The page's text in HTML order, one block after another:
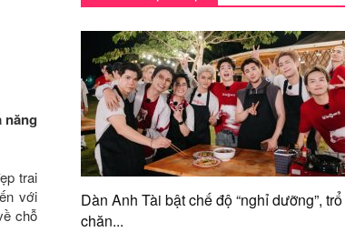
năng
trai
với
chỗ
Dàn Anh Tài bật chế độ “nghỉ dưỡng”,
chăn...